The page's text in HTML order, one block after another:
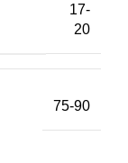
17-
20
75-90